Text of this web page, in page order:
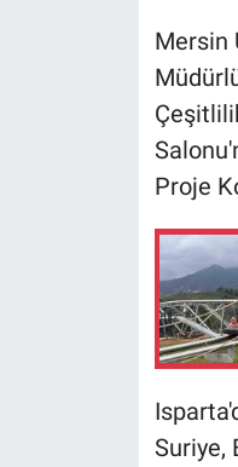
Mersin
Proje
Suriye,